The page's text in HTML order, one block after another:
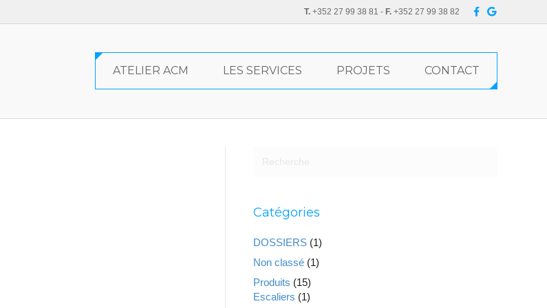
T. +352 27 99 38 81 - F. +352 27 99 38 82
c
o
o
k
G
o
e
ATELIER ACM LES SERVICES PROJETS CONTACT
Catégories
DOSSIERS (1)
Non classé (1)
Produits (15)
Escaliers (1)